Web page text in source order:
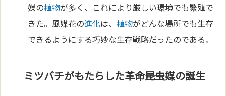
媒の植物が多く、これにより厳しい環境でも繁殖で
きた。風媒花の進化は、植物がどんな場所でも生存
できるようにする巧妙な生存戦略だったのである。
ミツバチがもたらした革命――昆虫媒の誕生